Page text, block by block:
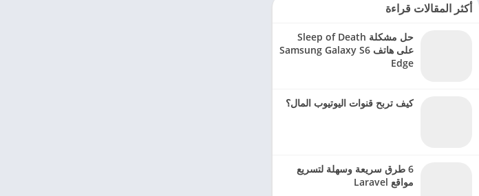
أكثر المقالات قراءة
حل مشكلة Sleep of Death
على هاتف Samsung Galaxy S6
Edge
كيف تربح قنوات اليوتيوب المال؟
6 طرق سريعة وسهلة لتسريع
مواقع Laravel